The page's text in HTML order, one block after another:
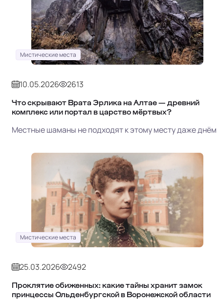
Мистические места
10.05.2026 2613
Что скрывают Врата Эрлика на Алтае — древний
комплекс или портал в царство мёртвых?
Местные шаманы не подходят к этому месту даже днём
Мистические места
25.03.2026 2492
Проклятие обиженных: какие тайны хранит замок
принцессы Ольденбургской в Воронежской области